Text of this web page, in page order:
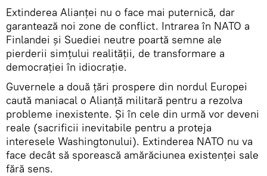
Extinderea Alianței nu o face mai puternică, dar
garantează noi zone de conflict. Intrarea în NATO a
Finlandei și Suediei neutre poartă semne ale
pierderii simțului realității, de transformare a
democrației în idiocrație.
Guvernele a două țări prospere din nordul Europei
caută maniacal o Alianță militară pentru a rezolva
probleme inexistente. Și în cele din urmă vor deveni
reale (sacrificii inevitabile pentru a proteja
interesele Washingtonului). Extinderea NATO nu va
face decât să sporească amărăciunea existenței sale
fără sens.